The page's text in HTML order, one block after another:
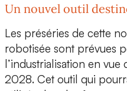
Un nouvel outil
Les préséries de cette
robotisée sont prévues
l’industrialisation en vue
2028. Cet outil qui